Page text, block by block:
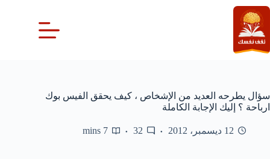
التجاوز
إلى
المحتوى
سؤال يطرحه العديد من الإشخاص ، كيف يحقق الفيس بوك
ارباحة ؟ إليك الإجابة الكاملة
12 ديسمبر، 2012 32
7 mins